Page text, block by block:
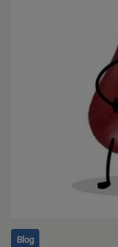
Blog